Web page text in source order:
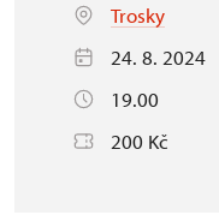
Trosky
24. 8. 2024
19.00
200 Kč